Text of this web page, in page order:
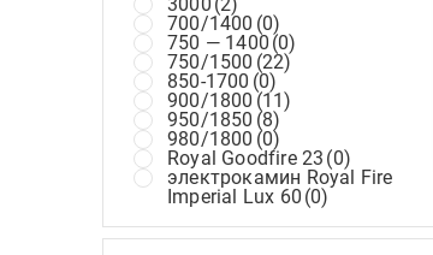
700/1400 (0)
750 — 1400 (0)
750/1500 (22)
850-1700 (0)
900/1800 (11)
950/1850 (8)
980/1800 (0)
Royal Goodfire 23 (0)
электрокамин Royal Fire
Imperial Lux 60 (0)